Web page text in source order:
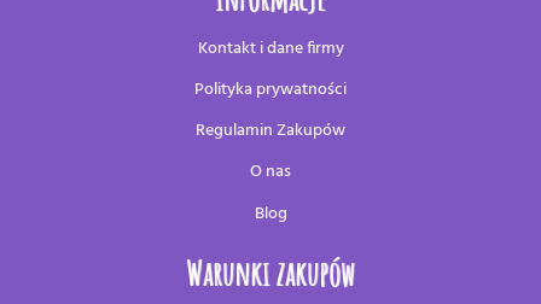
Kontakt i dane firmy
Polityka prywatności
Regulamin Zakupów
O nas
Blog
Warunki zakupów